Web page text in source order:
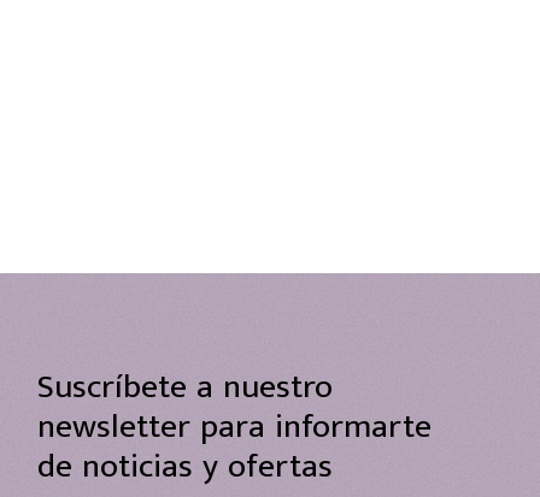
Suscríbete a nuestro
newsletter para informarte
de noticias y ofertas